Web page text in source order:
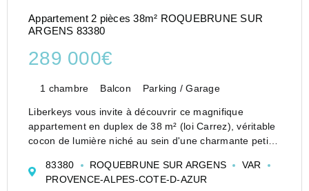
Appartement 2 pièces 38m² ROQUEBRUNE SUR
ARGENS 83380
289 000€
1 chambre Balcon Parking / Garage
Liberkeys vous invite à découvrir ce magnifique
appartement en duplex de 38 m² (loi Carrez), véritable
cocon de lumière niché au sein d'une charmante petite
Entièrement rénové avec beaucoup de goût et des
matériaux...
83380 ROQUEBRUNE SUR ARGENS
VAR
PROVENCE-ALPES-COTE-D-AZUR